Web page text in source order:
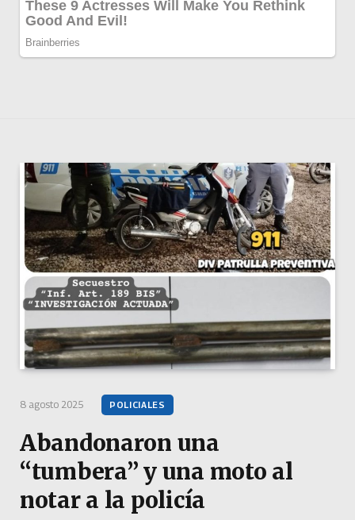
8 agosto 2025 POLICIALES
Abandonaron una
“tumbera” y una moto al
notar a la policía